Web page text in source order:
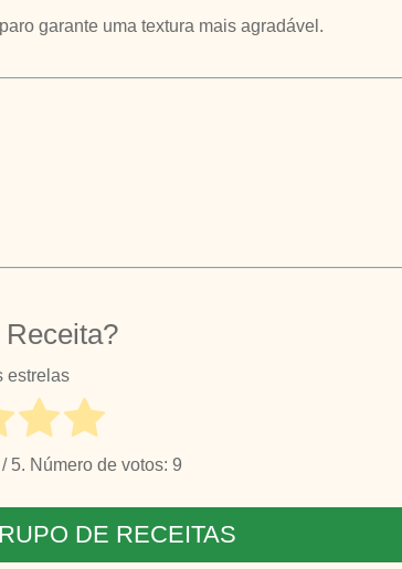
garante uma textura mais agradável.
estrelas
/ 5. Número de votos: 9
DE RECEITAS